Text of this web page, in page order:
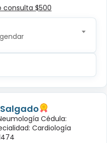
consulta $500
Cédula:
Cardiología